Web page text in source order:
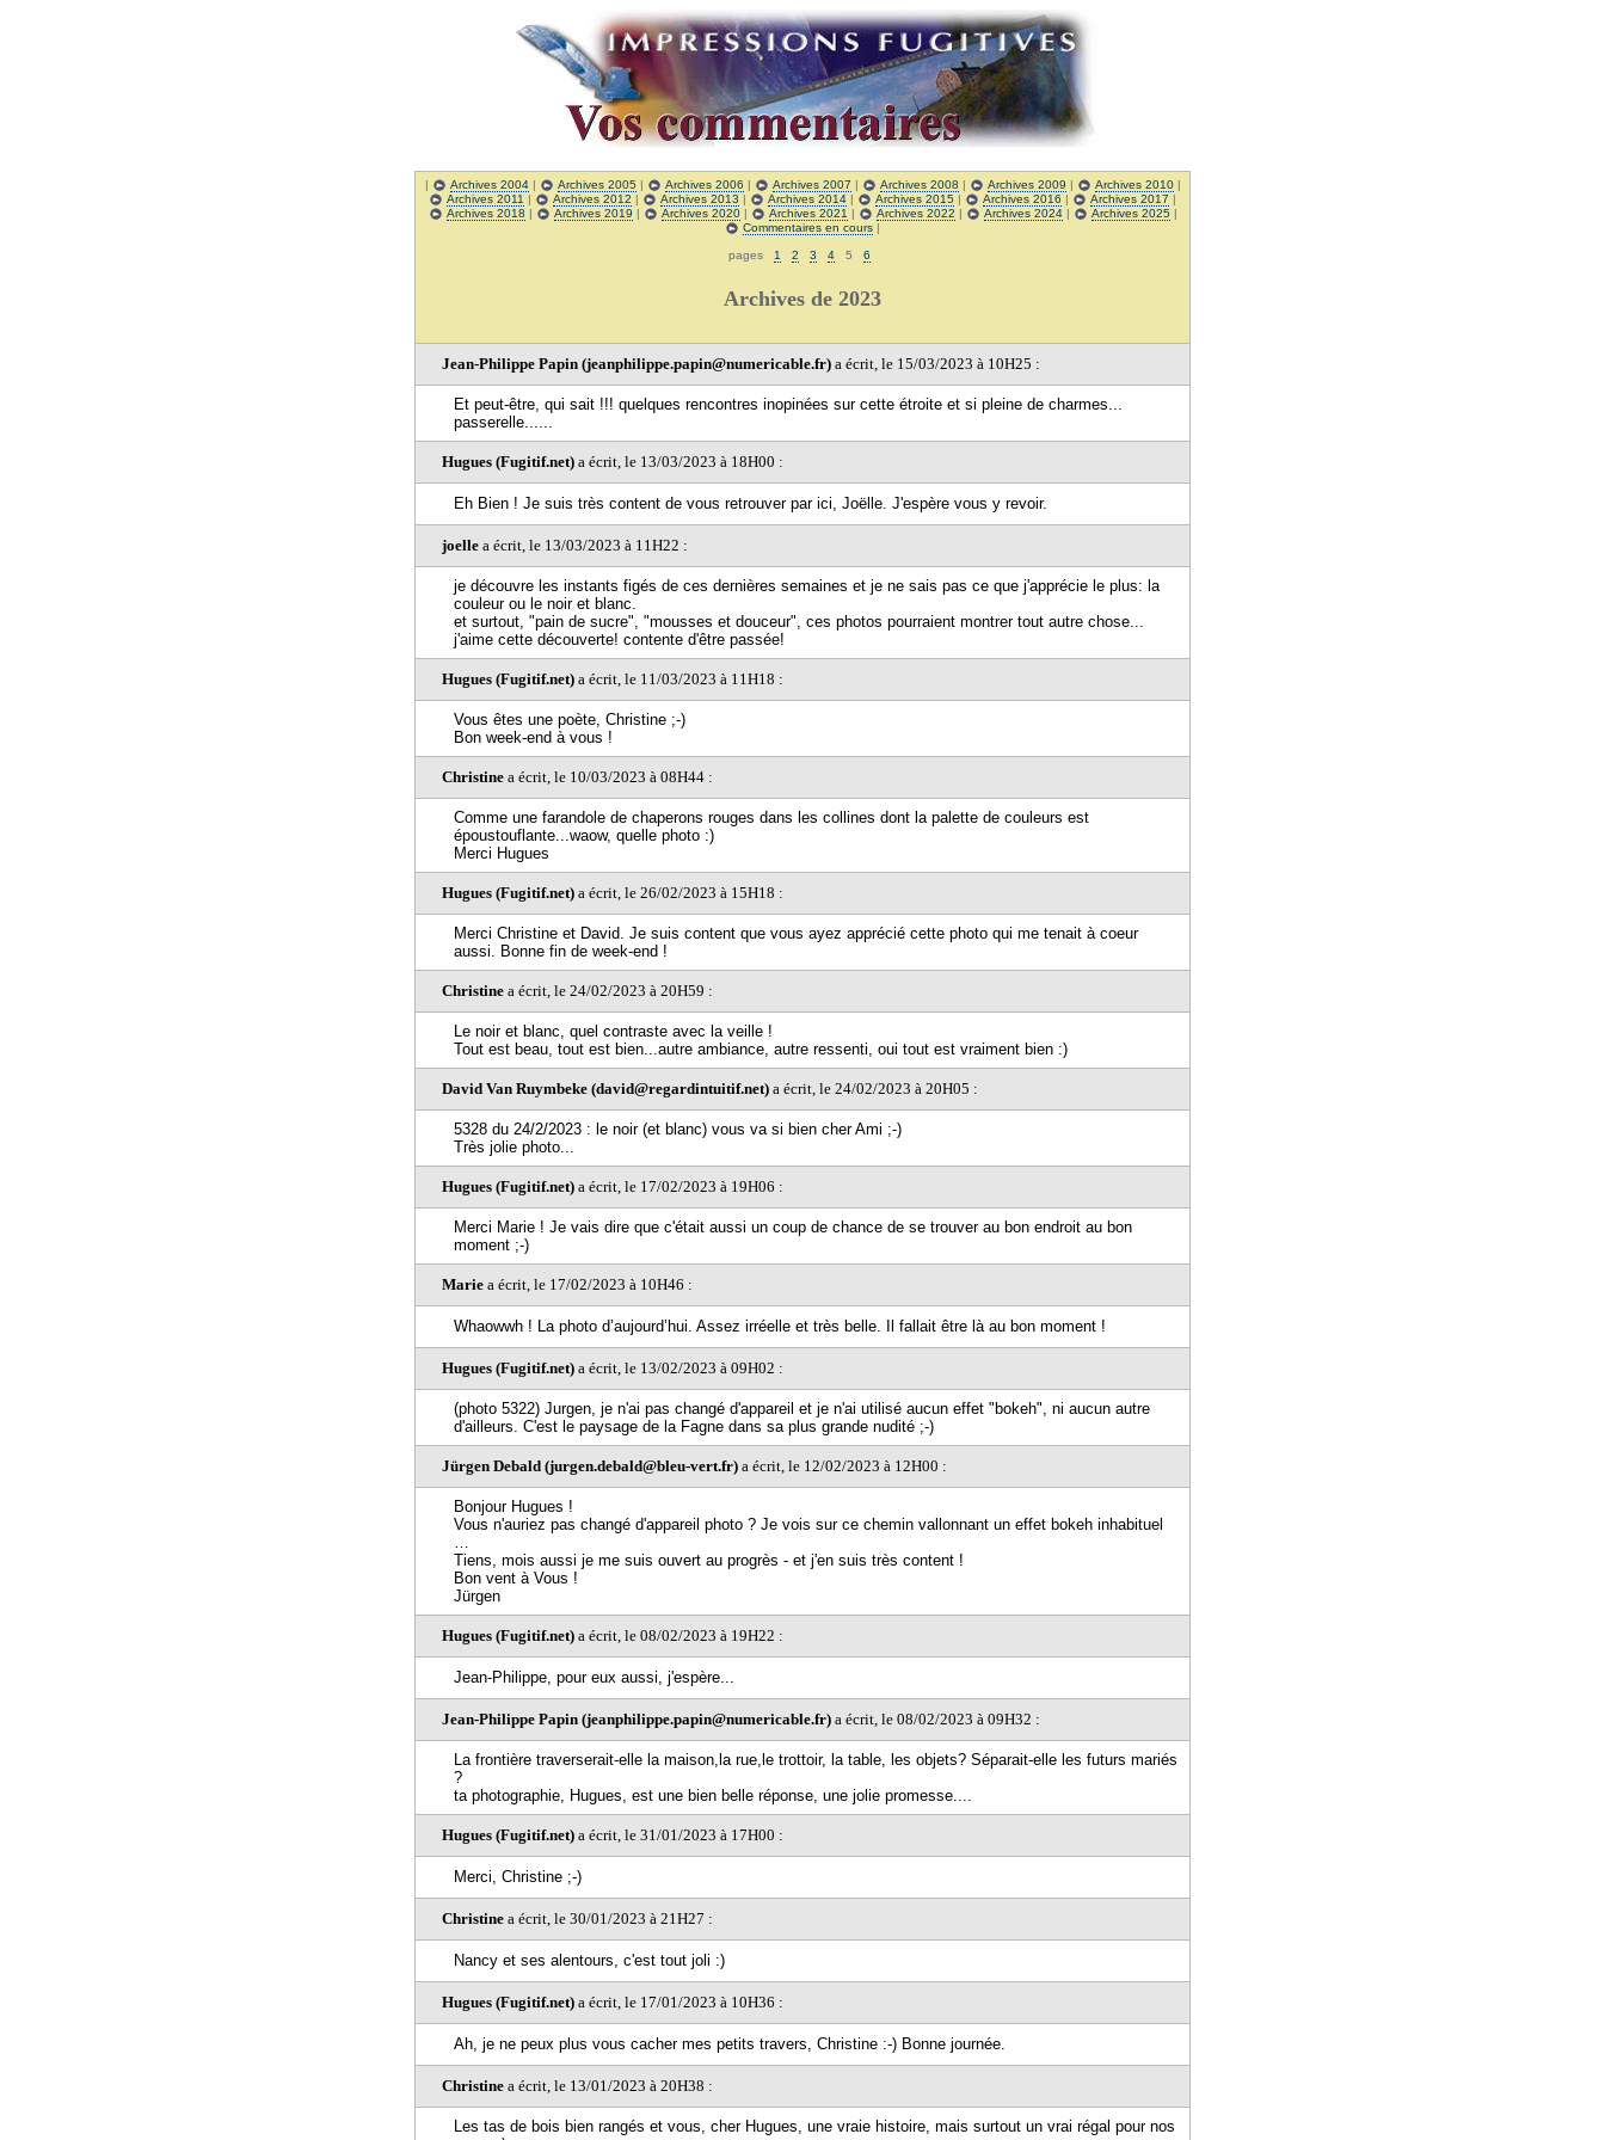
| Archives 2004| Archives 2005| Archives 2006 | Archives 2007 | Archives 2008 | Archives 2009 | Archives 2010|
Archives 2011 | Archives 2012 | Archives 2013 | Archives 2014 | Archives 2015 | Archives 2016 | Archives 2017 |
Archives 2018 | Archives 2019 | Archives 2020| Archives 2021 | Archives 2022 | Archives 2024| Archives 2025|
Commentaires en cours |
pages 1 2 3 45 6
Archives de 2023
Jean-Philippe Papin (jeanphilippe.papin@numericable.fr) a écrit, le 15/03/2023 à 10H25 :
Et peut-être, qui sait !!! quelques rencontres inopinées sur cette étroite et si pleine de charmes...
passerelle......
Hugues (Fugitif.net) a écrit, le 13/03/2023 à 18H00 :
Eh Bien ! Je suis très content de vous retrouver par ici, Joëlle. J'espère vous y revoir.
joelle a écrit, le 13/03/2023 à 11H22 :
je découvre les instants figés de ces dernières semaines et je ne sais pas ce que j'apprécie le plus: la
couleur ou le noir et blanc.
et surtout, "pain de sucre", "mousses et douceur", ces photos pourraient montrer tout autre chose...
j'aime cette découverte! contente d'être passée!
Hugues (Fugitif.net) a écrit, le 11/03/2023 à 11H18 :
Vous êtes une poète, Christine ;-)
Bon week-end à vous !
Christine a écrit, le 10/03/2023 à 08H44 :
Comme une farandole de chaperons rouges dans les collines dont la palette de couleurs est
époustouflante...waow, quelle photo :)
Merci Hugues
Hugues (Fugitif.net) a écrit, le 26/02/2023 à 15H18 :
Merci Christine et David. Je suis content que vous ayez apprécié cette photo qui me tenait à coeur
aussi. Bonne fin de week-end !
Christine a écrit, le 24/02/2023 à 20H59 :
Le noir et blanc, quel contraste avec la veille !
Tout est beau, tout est bien...autre ambiance, autre ressenti, oui tout est vraiment bien :)
David Van Ruymbeke (david@regardintuitif.net) a écrit, le 24/02/2023 à 20H05 :
5328 du 24/2/2023 : le noir (et blanc) vous va si bien cher Ami ;-)
Très jolie photo...
Hugues (Fugitif.net) a écrit, le 17/02/2023 à 19H06 :
Merci Marie ! Je vais dire que c'était aussi un coup de chance de se trouver au bon endroit au bon
moment ;-)
Marie a écrit, le 17/02/2023 à 10H46 :
Whaowwh ! La photo d’aujourd’hui. Assez irréelle et très belle. Il fallait être là au bon moment !
Hugues (Fugitif.net) a écrit, le 13/02/2023 à 09H02 :
(photo 5322) Jurgen, je n'ai pas changé d'appareil et je n'ai utilisé aucun effet "bokeh", ni aucun autre
d'ailleurs. C'est le paysage de la Fagne dans sa plus grande nudité ;-)
Jürgen Debald (jurgen.debald@bleu-vert.fr) a écrit, le 12/02/2023 à 12H00 :
Bonjour Hugues !
Vous n'auriez pas changé d'appareil photo ? Je vois sur ce chemin vallonnant un effet bokeh inhabituel
…
Tiens, mois aussi je me suis ouvert au progrès - et j'en suis très content !
Bon vent à Vous !
Jürgen
Hugues (Fugitif.net) a écrit, le 08/02/2023 à 19H22 :
Jean-Philippe, pour eux aussi, j'espère...
Jean-Philippe Papin (jeanphilippe.papin@numericable.fr) a écrit, le 08/02/2023 à 09H32 :
La frontière traverserait-elle la maison,la rue,le trottoir, la table, les objets? Séparait-elle les futurs mariés
?
ta photographie, Hugues, est une bien belle réponse, une jolie promesse....
Hugues (Fugitif.net) a écrit, le 31/01/2023 à 17H00 :
Merci, Christine ;-)
Christine a écrit, le 30/01/2023 à 21H27 :
Nancy et ses alentours, c'est tout joli :)
Hugues (Fugitif.net) a écrit, le 17/01/2023 à 10H36 :
Ah, je ne peux plus vous cacher mes petits travers, Christine :-) Bonne journée.
Christine a écrit, le 13/01/2023 à 20H38 :
Les tas de bois bien rangés et vous, cher Hugues, une vraie histoire, mais surtout un vrai régal pour nos